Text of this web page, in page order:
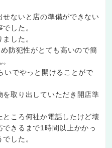
ないと店の準備ができない
した。
した。
防犯性がとても高いので簡
いでやっと開けることがで
取り出していただき開店準
ころ何社か電話したけど壊
きるまで1時間以上かかっ
した。